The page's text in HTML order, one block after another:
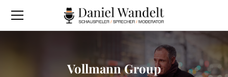
Vollmann Group